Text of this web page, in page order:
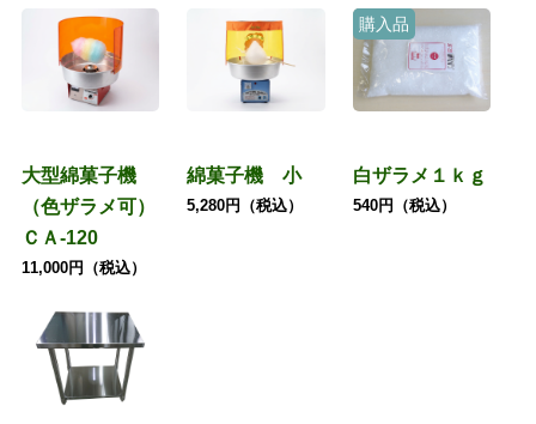
大型綿菓子機
（色ザラメ可）
ＣＡ-120
11,000円（税込）
綿菓子機 小
5,280円（税込）
購入品
白ザラメ１ｋｇ
540円（税込）